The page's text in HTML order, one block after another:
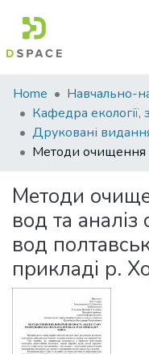
Communities
&
Collections
All of DSpace
Statistics
Home
Методи
вод та
вод
прикладі р.